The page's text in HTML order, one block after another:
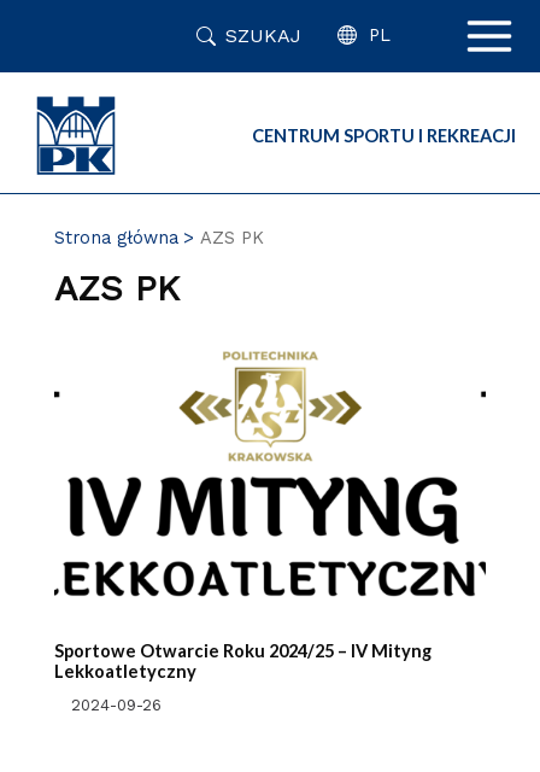
SZUKAJ PL
CENTRUM SPORTU I REKREACJI
Strona główna AZS PK
AZS PK
Sportowe Otwarcie Roku 2024/25 – IV Mityng
Lekkoatletyczny
2024-09-26